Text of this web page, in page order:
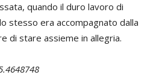
quando il duro lavoro di
stesso era accompagnato dalla
di stare assieme in allegria.